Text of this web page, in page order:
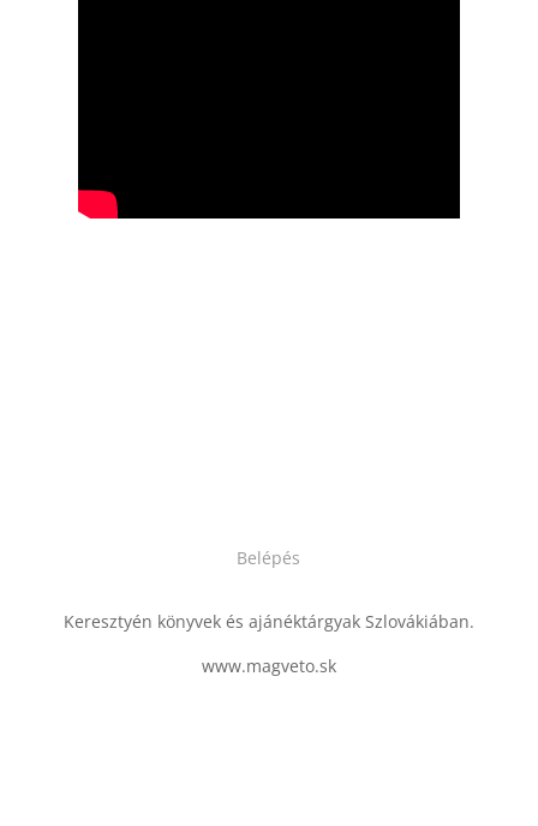
Belépés
Keresztyén könyvek és ajánéktárgyak Szlovákiában.
www.magveto.sk